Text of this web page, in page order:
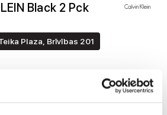
Black 2 Pck
Plaza, Brīvības 201